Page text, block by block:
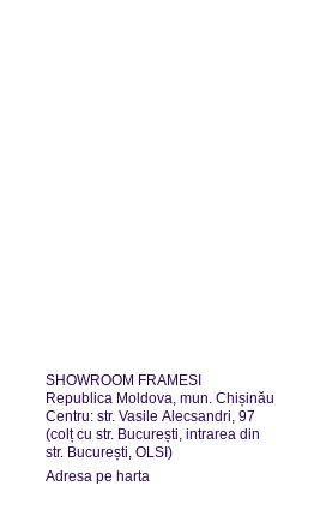
SHOWROOM FRAMESI
Republica Moldova, mun. Chișinău
Centru: str. Vasile Alecsandri, 97
(colț cu str. București, intrarea din
str. București, OLSI)
Adresa pe harta